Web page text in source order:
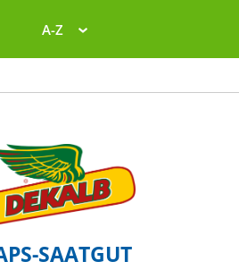
A-Z
SAATGUT